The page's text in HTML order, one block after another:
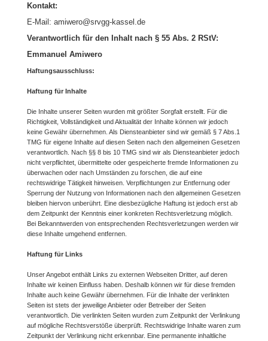
Kontakt:
E-Mail: amiwero@srvgg-kassel.de
Verantwortlich für den Inhalt nach § 55 Abs. 2 RStV:
Emmanuel Amiwero
Haftungsausschluss:
Haftung für Inhalte
Die Inhalte unserer Seiten wurden mit größter Sorgfalt erstellt. Für die
Richtigkeit, Vollständigkeit und Aktualität der Inhalte können wir jedoch
keine Gewähr übernehmen. Als Diensteanbieter sind wir gemäß § 7 Abs.1
TMG für eigene Inhalte auf diesen Seiten nach den allgemeinen Gesetzen
verantwortlich. Nach §§ 8 bis 10 TMG sind wir als Diensteanbieter jedoch
nicht verpflichtet, übermittelte oder gespeicherte fremde Informationen zu
überwachen oder nach Umständen zu forschen, die auf eine
rechtswidrige Tätigkeit hinweisen. Verpflichtungen zur Entfernung oder
Sperrung der Nutzung von Informationen nach den allgemeinen Gesetzen
bleiben hiervon unberührt. Eine diesbezügliche Haftung ist jedoch erst ab
dem Zeitpunkt der Kenntnis einer konkreten Rechtsverletzung möglich.
Bei Bekanntwerden von entsprechenden Rechtsverletzungen werden wir
diese Inhalte umgehend entfernen.
Haftung für Links
Unser Angebot enthält Links zu externen Webseiten Dritter, auf deren
Inhalte wir keinen Einfluss haben. Deshalb können wir für diese fremden
Inhalte auch keine Gewähr übernehmen. Für die Inhalte der verlinkten
Seiten ist stets der jeweilige Anbieter oder Betreiber der Seiten
verantwortlich. Die verlinkten Seiten wurden zum Zeitpunkt der Verlinkung
auf mögliche Rechtsverstöße überprüft. Rechtswidrige Inhalte waren zum
Zeitpunkt der Verlinkung nicht erkennbar. Eine permanente inhaltliche